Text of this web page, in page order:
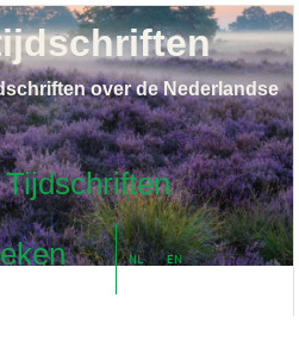
Tijdschriften
NL EN
over de Nederlandse